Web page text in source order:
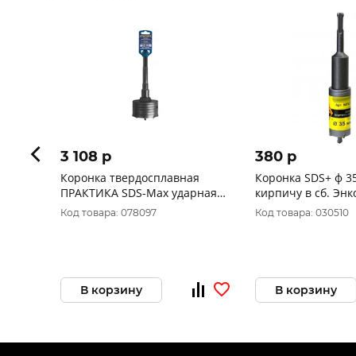
3 108 p
Коронка твердосплавная
ПРАКТИКА SDS-Max ударная
100 мм (1шт.) клипса 038-852
Код товара: 078097
В корзину
380 p
Коронка SDS+ ф
Код товара: 030510
В корзину